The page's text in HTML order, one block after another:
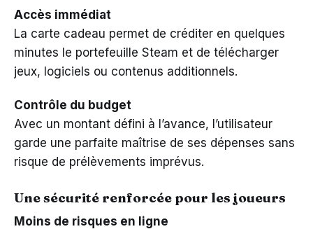
Accès immédiat
La carte cadeau permet de créditer en quelques
minutes le portefeuille Steam et de télécharger
jeux, logiciels ou contenus additionnels.
Contrôle du budget
Avec un montant défini à l’avance, l’utilisateur
garde une parfaite maîtrise de ses dépenses sans
risque de prélèvements imprévus.
Une sécurité renforcée pour les joueurs
Moins de risques en ligne